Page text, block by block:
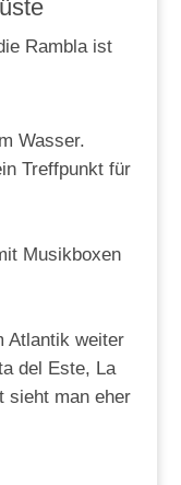
Rambla ist
Wasser.
Treffpunkt für
Musikboxen
Atlantik weiter
del Este, La
sieht man eher